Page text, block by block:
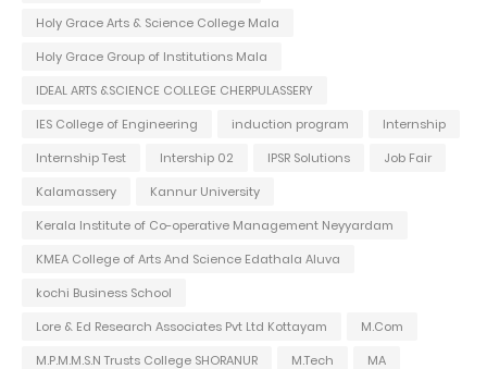
Holy Grace Arts & Science College Mala
Holy Grace Group of Institutions Mala
IDEAL ARTS &SCIENCE COLLEGE CHERPULASSERY
IES College of Engineering
induction program
Internship
Internship Test
Intership 02 IPSR Solutions
Job Fair
Kalamassery
Kannur University
Kerala Institute of Co-operative Management Neyyardam
KMEA College of Arts And Science Edathala Aluva
kochi Business School
Lore & Ed Research Associates Pvt Ltd Kottayam
M.Com
M.P.M.M.S.N Trusts College SHORANUR
M.Tech MA